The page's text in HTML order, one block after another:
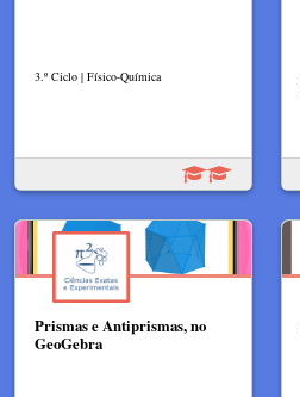
3.º Ciclo | Físico-Química
Prismas e Antiprismas, no
GeoGebra